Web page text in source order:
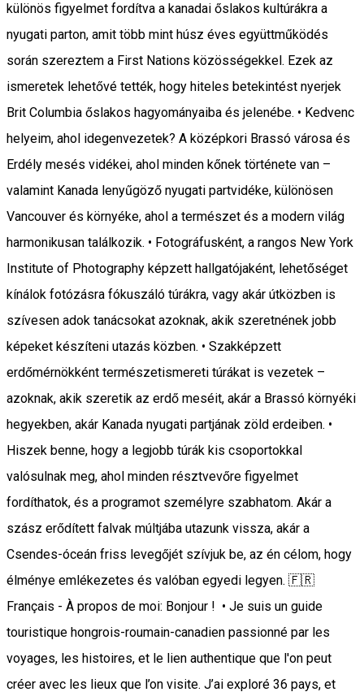
különös figyelmet fordítva a kanadai őslakos kultúrákra a
nyugati parton, amit több mint húsz éves együttműködés
során szereztem a First Nations közösségekkel. Ezek az
ismeretek lehetővé tették, hogy hiteles betekintést nyerjek
Brit Columbia őslakos hagyományaiba és jelenébe. • Kedvenc
helyeim, ahol idegenvezetek? A középkori Brassó városa és
Erdély mesés vidékei, ahol minden kőnek története van –
valamint Kanada lenyűgöző nyugati partvidéke, különösen
Vancouver és környéke, ahol a természet és a modern világ
harmonikusan találkozik. • Fotográfusként, a rangos New York
Institute of Photography képzett hallgatójaként, lehetőséget
kínálok fotózásra fókuszáló túrákra, vagy akár útközben is
szívesen adok tanácsokat azoknak, akik szeretnének jobb
képeket készíteni utazás közben. • Szakképzett
erdőmérnökként természetismereti túrákat is vezetek –
azoknak, akik szeretik az erdő meséit, akár a Brassó környéki
hegyekben, akár Kanada nyugati partjának zöld erdeiben. •
Hiszek benne, hogy a legjobb túrák kis csoportokkal
valósulnak meg, ahol minden résztvevőre figyelmet
fordíthatok, és a programot személyre szabhatom. Akár a
szász erődített falvak múltjába utazunk vissza, akár a
Csendes-óceán friss levegőjét szívjuk be, az én célom, hogy
élménye emlékezetes és valóban egyedi legyen. 🇫🇷
Français - À propos de moi: Bonjour ! • Je suis un guide
touristique hongrois-roumain-canadien passionné par les
voyages, les histoires, et le lien authentique que l'on peut
créer avec les lieux que l’on visite. J’ai exploré 36 pays, et